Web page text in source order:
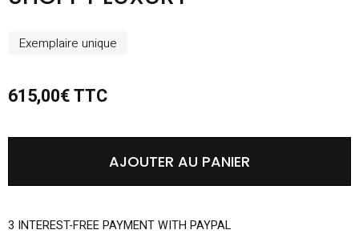
Exemplaire unique
615,00€ TTC
AJOUTER AU PANIER
3 INTEREST-FREE PAYMENT WITH PAYPAL